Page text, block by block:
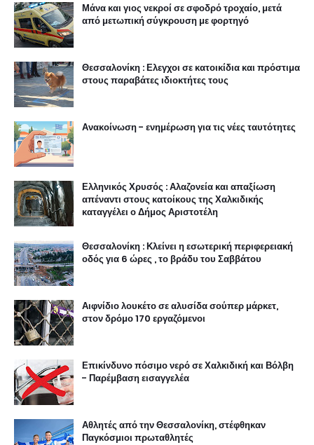
Μάνα και γιος νεκροί σε σφοδρό τροχαίο, μετά
από μετωπική σύγκρουση με φορτηγό
Θεσσαλονίκη : Ελεγχοι σε κατοικίδια και πρόστιμα
στους παραβάτες ιδιοκτήτες τους
Ανακοίνωση - ενημέρωση για τις νέες ταυτότητες
Ελληνικός Χρυσός : Αλαζονεία και απαξίωση
απέναντι στους κατοίκους της Χαλκιδικής
καταγγέλει ο Δήμος Αριστοτέλη
Θεσσαλονίκη : Κλείνει η εσωτερική περιφερειακή
οδός για 6 ώρες , το βράδυ του Σαββάτου
Αιφνίδιο λουκέτο σε αλυσίδα σούπερ μάρκετ,
στον δρόμο 170 εργαζόμενοι
Επικίνδυνο πόσιμο νερό σε Χαλκιδική και Βόλβη
- Παρέμβαση εισαγγελέα
Αθλητές από την Θεσσαλονίκη, στέφθηκαν
Παγκόσμιοι πρωταθλητές